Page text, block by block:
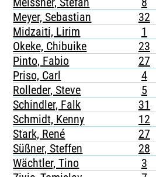
Meyer, Sebastian
32
Midzaiti, Lirim
1
Okeke, Chibuike
23
Pinto, Fabio
27
Priso, Carl
4
Rolleder, Steve
5
Schindler, Falk
31
Schmidt, Kenny
12
Stark, René
27
Süßner, Steffen
28
Wächtler, Tino
3